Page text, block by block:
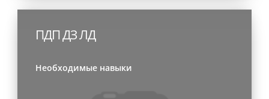
ПДП ДЗ ЛД
Необходимые навыки